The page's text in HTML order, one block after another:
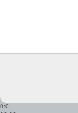
0:0...